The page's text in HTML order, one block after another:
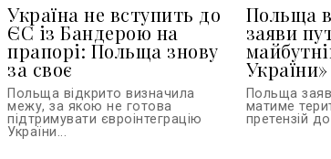
Україна не вступить до
ЄС із Бандерою на
прапорі: Польща знову
за своє
Польща відкрито визначила
межу, за якою не готова
підтримувати євроінтеграцію
України...
Польща
заяви
України»
Польща
матиме
претензій